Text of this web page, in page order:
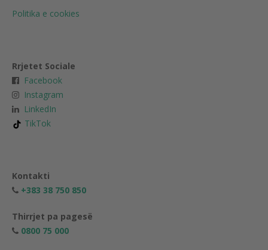
Politika e cookies
Rrjetet Sociale
Facebook
Instagram
LinkedIn
TikTok
Kontakti
+383 38 750 850
Thirrjet pa pagesë
0800 75 000